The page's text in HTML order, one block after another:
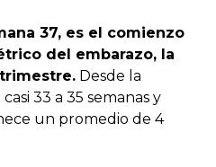
37, es el comienzo
del embarazo, la
Desde la
33 a 35 semanas y
un promedio de 4